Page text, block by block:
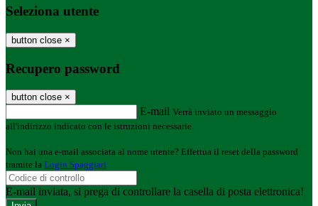
Seleziona utente
button close ×
Recupero password
button close ×
E-mail Verrà inviato un messaggio
all'indirizzo indicato con le istruzioni necessarie.
Non hai una e-mail associata al nome utente? Effettua il reset della password
tramite la Login Spaggiari
E-mail inviata, si prega di controllare la casella di posta elettronica!